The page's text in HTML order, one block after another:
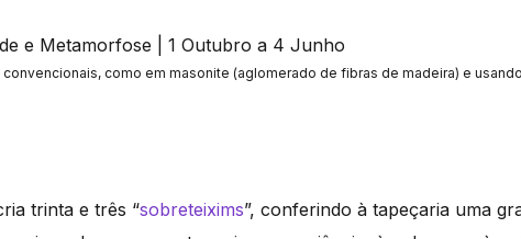
convencionais, como em masonite (aglomerado de fibras de madeira) e
trinta e três “sobreteixims”, conferindo à tapeçaria uma